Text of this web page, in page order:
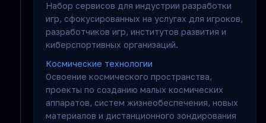
Набор сервисов для индустрии разработки
игр, сфокусированных на услугах для игроков,
разработчиков игр, институтов развития и
киберспортивных организаций.
Космические технологии
Освоение космического пространства,
проекты по созданию малых космических
аппаратов, систем жизнеобеспечения, новых
материалов и дистанционного зондирования